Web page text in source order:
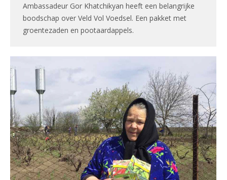
Ambassadeur Gor Khatchikyan heeft een belangrijke
boodschap over Veld Vol Voedsel. Een pakket met
groentezaden en pootaardappels.